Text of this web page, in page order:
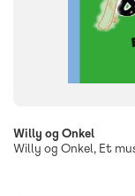
Willy og Onkel
Willy og Onkel, Et